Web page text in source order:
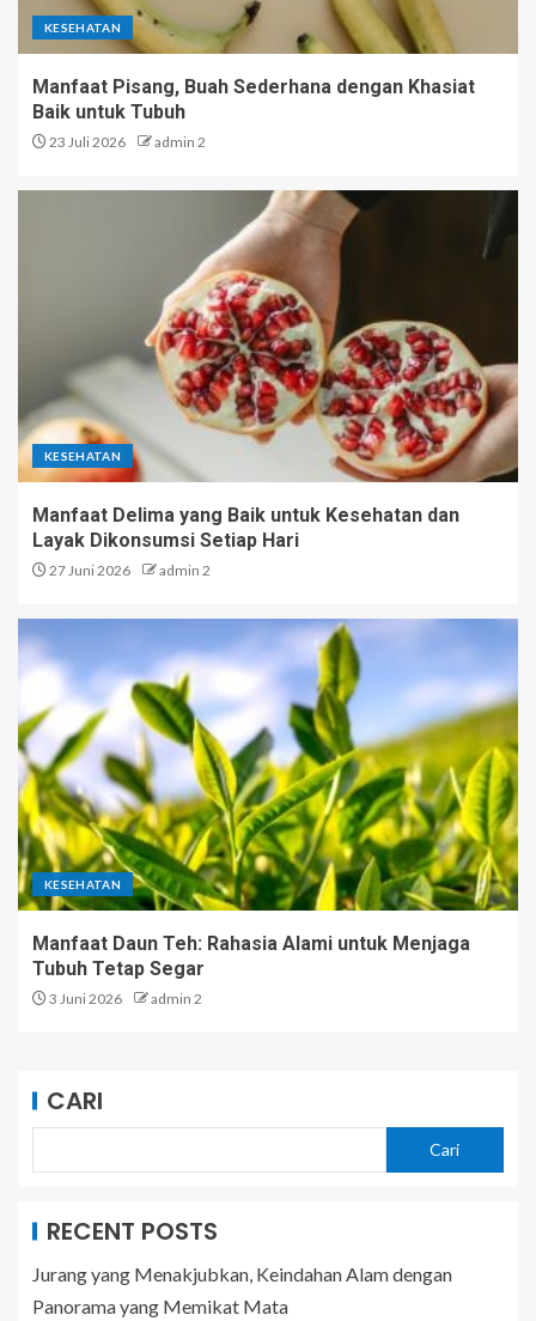
KESEHATAN
Manfaat Pisang, Buah Sederhana dengan Khasiat
Baik untuk Tubuh
23 Juli 2026 admin 2
KESEHATAN
Manfaat Delima yang Baik untuk Kesehatan dan
Layak Dikonsumsi Setiap Hari
27 Juni 2026 admin 2
KESEHATAN
Manfaat Daun Teh: Rahasia Alami untuk Menjaga
Tubuh Tetap Segar
3 Juni 2026 admin 2
CARI
Cari
RECENT POSTS
Jurang yang Menakjubkan, Keindahan Alam dengan
Panorama yang Memikat Mata